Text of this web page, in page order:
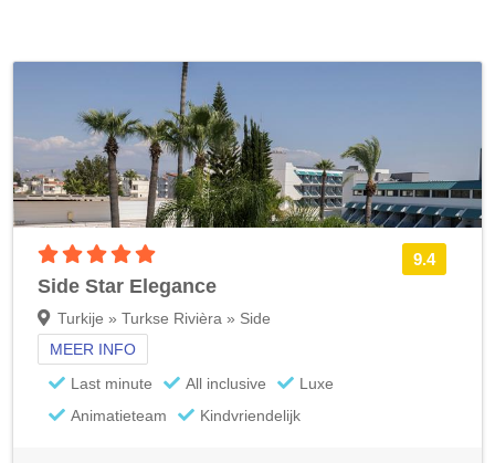
9.4
Side Star Elegance
Turkije » Turkse Rivièra » Side
MEER INFO
Last minute
All inclusive
Luxe
Animatieteam
Kindvriendelijk